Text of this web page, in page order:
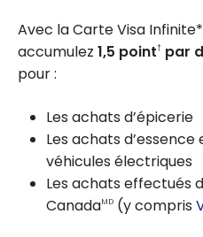
Avec la Carte Visa
accumulez 1,5 point† par
pour :
Les achats d’épicerie
Les achats
véhicules électriques
Les achats effectués
CanadaMD (y compris